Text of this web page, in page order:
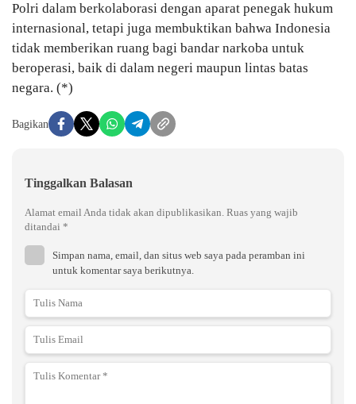
Polri dalam berkolaborasi dengan aparat penegak hukum
internasional, tetapi juga membuktikan bahwa Indonesia
tidak memberikan ruang bagi bandar narkoba untuk
beroperasi, baik di dalam negeri maupun lintas batas
negara. (*)
Bagikan
Tinggalkan Balasan
Alamat email Anda tidak akan dipublikasikan. Ruas yang wajib
ditandai *
Simpan nama, email, dan situs web saya pada peramban ini
untuk komentar saya berikutnya.